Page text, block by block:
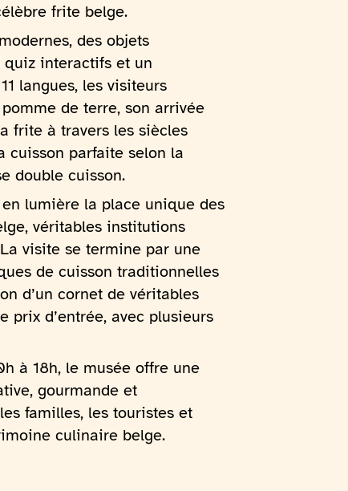
frite belge.
des objets
quiz interactifs et un
langues, les visiteurs
de terre, son arrivée
frite à travers les siècles
cuisson parfaite selon la
double cuisson.
lumière la place unique des
véritables institutions
visite se termine par une
de cuisson traditionnelles
d’un cornet de véritables
prix d’entrée, avec plusieurs
à 18h, le musée offre une
gourmande et
familles, les touristes et
culinaire belge.